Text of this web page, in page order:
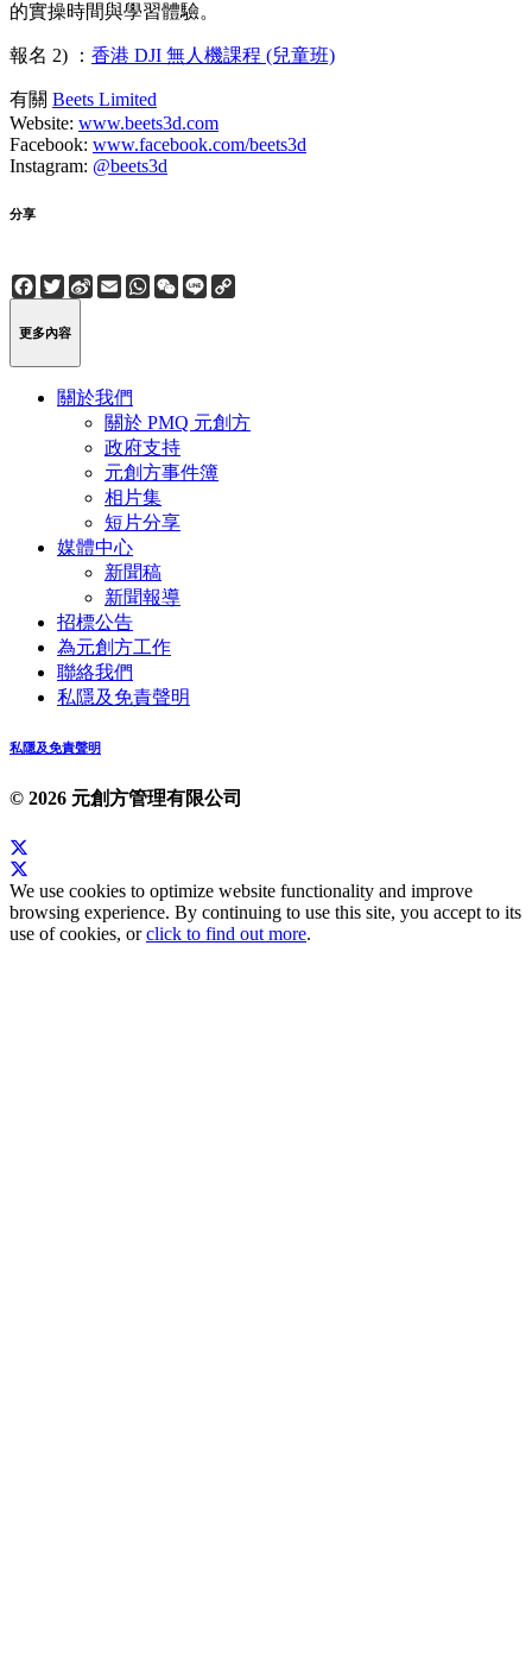
的實操時間與學習體驗。
報名 2) ： 香港 DJI 無人機課程 (兒童班)
有關 Beets Limited
Website: www.beets3d.com
Facebook: www.facebook.com/beets3d
Instagram: @beets3d
分享
Facebook
Twitter
Sina
Weibo
EmailWhatsApp
WeChat
Line
更多內容
關於我們
關於 PMQ 元創方
政府支持
元創方事件簿
相片集
短片分享
媒體中心
新聞稿
新聞報導
招標公告
為元創方工作
聯絡我們
私隱及免責聲明
私隱及免責聲明
© 2026 元創方管理有限公司
We use cookies to optimize website functionality and improve
browsing experience. By continuing to use this site, you accept to its
use of cookies, orclick to find out more.